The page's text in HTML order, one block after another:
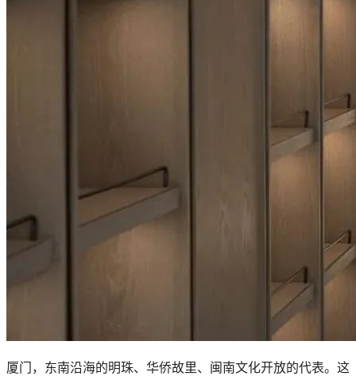
厦门，东南沿海的明珠、华侨故里、闽南文化开放的代表。这